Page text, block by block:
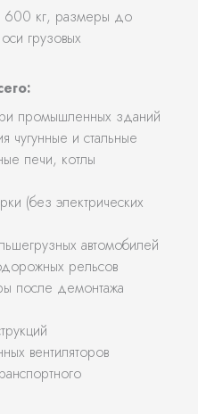
600 кг, размеры до
грузовых
промышленных зданий
чугунные и стальные
печи, котлы
(без электрических
автомобилей
рельсов
после демонтажа
вентиляторов